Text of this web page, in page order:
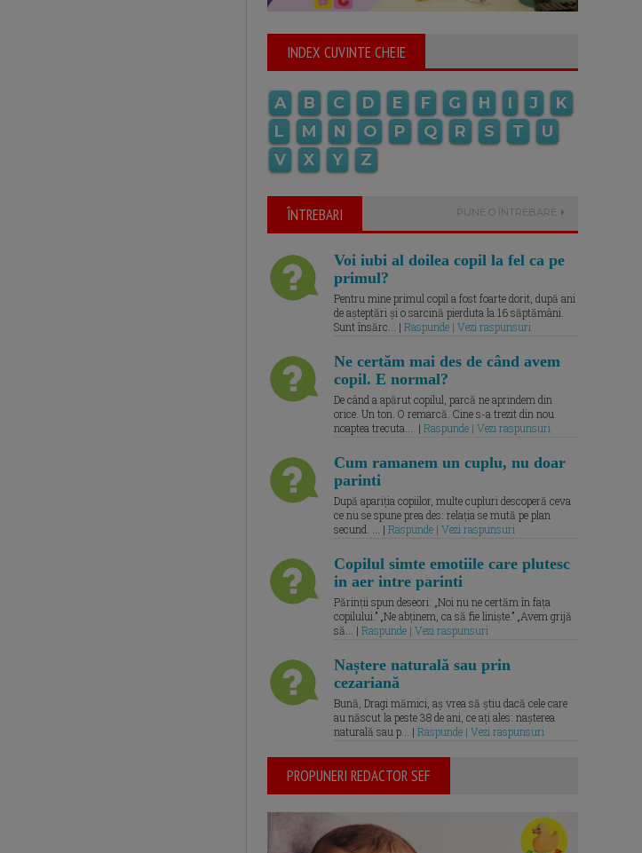
INDEX CUVINTE CHEIE
A B C D E F G H I J
K
L
M N O P Q R S T
U
V
X Y Z
ÎNTREBARI PUNE O ÎNTREBARE
Voi iubi al doilea copil la fel ca pe
primul?
Pentru mine primul copil a fost foarte dorit, după ani
de așteptări și o sarcină pierduta la 16 săptămâni.
Sunt însărc... | Raspunde | Vezi raspunsuri
Ne certăm mai des de când avem
copil. E normal?
De când a apărut copilul, parcă ne aprindem din
orice. Un ton. O remarcă. Cine s-a trezit din nou
noaptea trecuta.... | Raspunde | Vezi raspunsuri
Cum ramanem un cuplu, nu doar
parinti
După apariția copiilor, multe cupluri descoperă ceva
ce nu se spune prea des: relația se mută pe plan
secund. ... | Raspunde | Vezi raspunsuri
Copilul simte emotiile care plutesc
in aer intre parinti
Părinții spun deseori: „Noi nu ne certăm în fața
copilului.” „Ne abținem, ca să fie liniște.” „Avem grijă
să... | Raspunde | Vezi raspunsuri
Naștere naturală sau prin
cezariană
Bună, Dragi mămici, aș vrea să știu dacă cele care
au născut la peste 38 de ani, ce ați ales: nașterea
naturală sau p... | Raspunde | Vezi raspunsuri
PROPUNERI REDACTOR SEF